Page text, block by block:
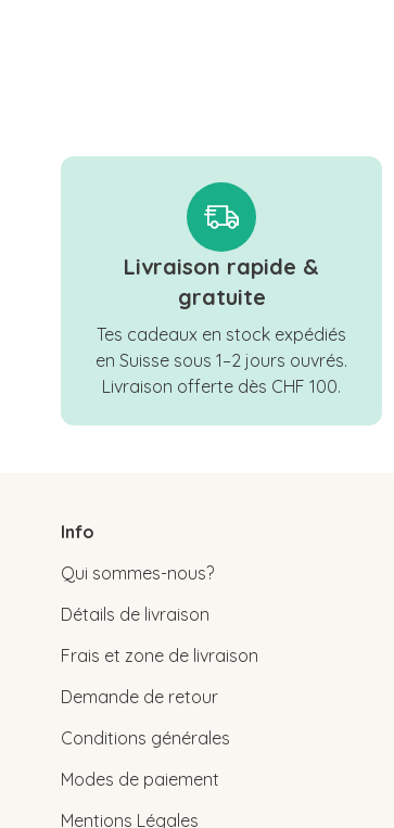
Livraison rapide &
gratuite
Tes cadeaux en stock expédiés
en Suisse sous 1–2 jours ouvrés.
Livraison offerte dès CHF 100.
Info
Qui sommes-nous?
Détails de livraison
Frais et zone de livraison
Demande de retour
Conditions générales
Modes de paiement
Mentions Légales